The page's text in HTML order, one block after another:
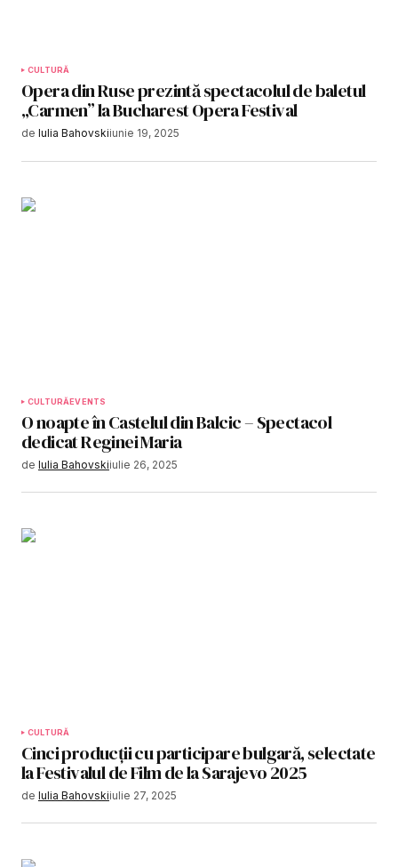
CULTURĂ
Opera din Ruse prezintă spectacolul de baletul
„Carmen” la Bucharest Opera Festival
de Iulia Bahovskiiunie 19, 2025
CULTURĂEVENTS
O noapte în Castelul din Balcic – Spectacol
dedicat Reginei Maria
de Iulia Bahovskiiulie 26, 2025
CULTURĂ
Cinci producții cu participare bulgară, selectate
la Festivalul de Film de la Sarajevo 2025
de Iulia Bahovskiiulie 27, 2025